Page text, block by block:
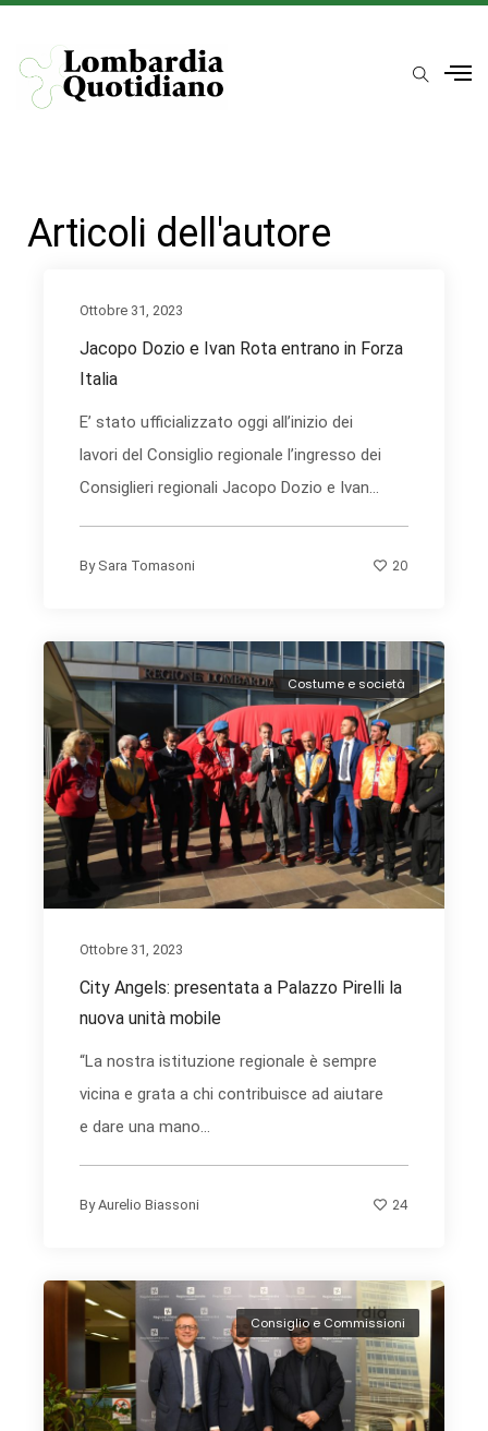
Articoli dell'autore
Ottobre 31, 2023
Jacopo Dozio e Ivan Rota entrano in Forza
Italia
E’ stato ufficializzato oggi all’inizio dei
lavori del Consiglio regionale l’ingresso dei
Consiglieri regionali Jacopo Dozio e Ivan...
By Sara Tomasoni 20
Costume e società
Ottobre 31, 2023
City Angels: presentata a Palazzo Pirelli la
nuova unità mobile
“La nostra istituzione regionale è sempre
vicina e grata a chi contribuisce ad aiutare
e dare una mano...
ByAurelio Biassoni 24
Consiglio e Commissioni